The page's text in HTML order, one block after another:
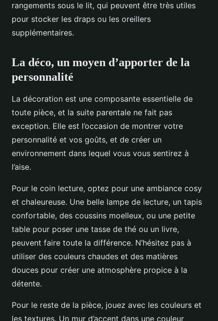
rangements sous le lit, qui peuvent être très utiles
pour stocker les draps ou les oreillers
supplémentaires.
La déco, un moyen d’apporter de la
personnalité
La décoration est une composante essentielle de
toute pièce, et la suite parentale ne fait pas
exception. Elle est l’occasion de montrer votre
personnalité et vos goûts, et de créer un
environnement dans lequel vous vous sentirez à
l’aise.
Pour le coin lecture, optez pour une ambiance cosy
et chaleureuse. Une belle lampe de lecture, un tapis
confortable, des coussins moelleux, ou une petite
table pour poser une tasse de thé ou un livre,
peuvent faire toute la différence. N’hésitez pas à
utiliser des couleurs chaudes et des matières
douces pour créer une atmosphère propice à la
détente.
Pour le reste de la pièce, jouez avec les couleurs et
les textures. Un mur d’accent dans une couleur